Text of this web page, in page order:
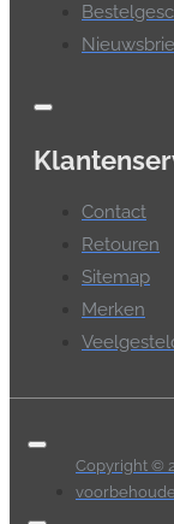
Contact
Retouren
Sitemap
Merken
Copyright ©